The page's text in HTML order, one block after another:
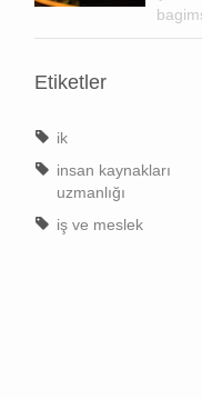
Etiketler
ik
insan kaynakları
uzmanlığı
iş ve meslek